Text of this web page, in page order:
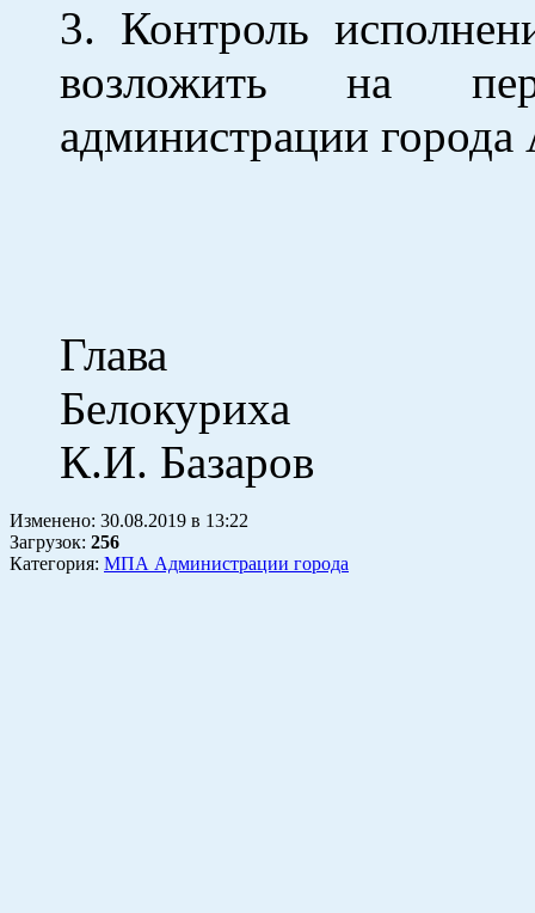
3. Контроль
возложить на
администрации
К.И. Базаров
Изменено: 30.08.2019 в 13:22
Загрузок: 256
Категория: МПА Администрации города